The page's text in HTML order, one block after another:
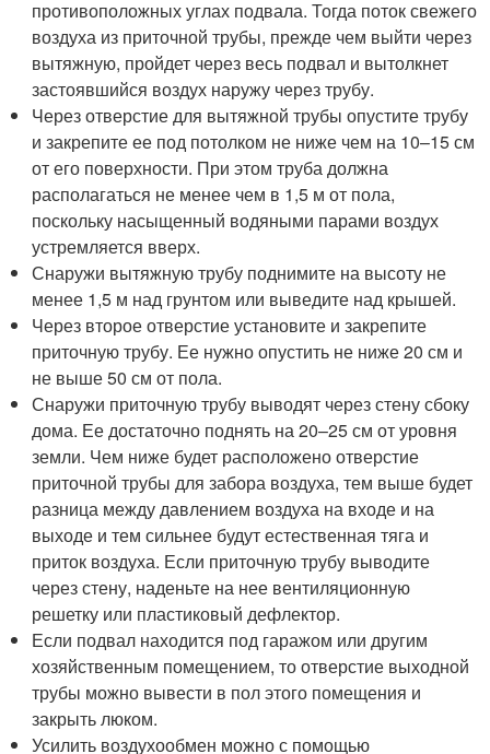
противоположных углах подвала. Тогда поток свежего
воздуха из приточной трубы, прежде чем выйти через
вытяжную, пройдет через весь подвал и вытолкнет
застоявшийся воздух наружу через трубу.
Через отверстие для вытяжной трубы опустите трубу
и закрепите ее под потолком не ниже чем на 10–15 см
от его поверхности. При этом труба должна
располагаться не менее чем в 1,5 м от пола,
поскольку насыщенный водяными парами воздух
устремляется вверх.
Снаружи вытяжную трубу поднимите на высоту не
менее 1,5 м над грунтом или выведите над крышей.
Через второе отверстие установите и закрепите
приточную трубу. Ее нужно опустить не ниже 20 см и
не выше 50 см от пола.
Снаружи приточную трубу выводят через стену сбоку
дома. Ее достаточно поднять на 20–25 см от уровня
земли. Чем ниже будет расположено отверстие
приточной трубы для забора воздуха, тем выше будет
разница между давлением воздуха на входе и на
выходе и тем сильнее будут естественная тяга и
приток воздуха. Если приточную трубу выводите
через стену, наденьте на нее вентиляционную
решетку или пластиковый дефлектор.
Если подвал находится под гаражом или другим
хозяйственным помещением, то отверстие выходной
трубы можно вывести в пол этого помещения и
закрыть люком.
Усилить воздухообмен можно с помощью